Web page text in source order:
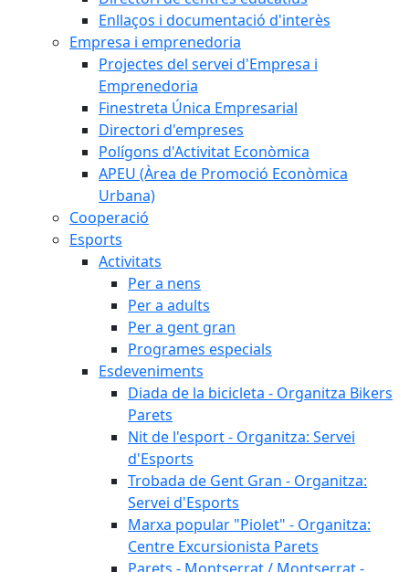
Enllaços i documentació d'interès
Empresa i emprenedoria
Projectes del servei d'Empresa i
Emprenedoria
Finestreta Única Empresarial
Directori d'empreses
Polígons d'Activitat Econòmica
APEU (Àrea de Promoció Econòmica
Urbana)
Cooperació
Esports
Activitats
Per a nens
Per a adults
Per a gent gran
Programes especials
Esdeveniments
Diada de la bicicleta - Organitza Bikers
Parets
Nit de l'esport - Organitza: Servei
d'Esports
Trobada de Gent Gran - Organitza:
Servei d'Esports
Marxa popular "Piolet" - Organitza:
Centre Excursionista Parets